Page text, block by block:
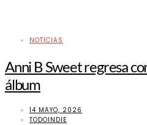
NOTICIAS
Anni B Sweet regresa
álbum
14 MAYO, 2026
TODOINDIE